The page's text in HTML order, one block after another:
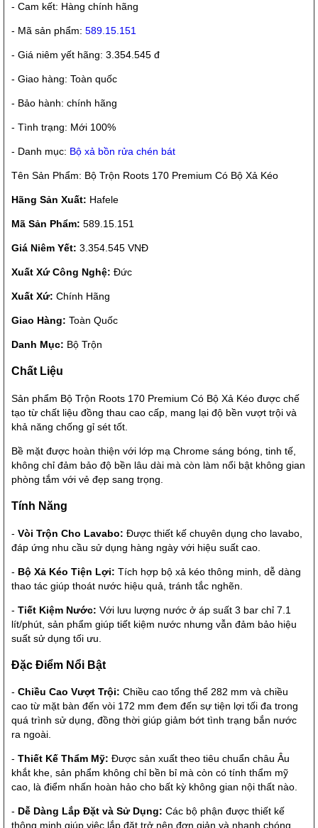
- Cam kết: Hàng chính hãng
- Mã sản phẩm: 589.15.151
- Giá niêm yết hãng: 3.354.545 đ
- Giao hàng: Toàn quốc
- Bảo hành: chính hãng
- Tình trạng: Mới 100%
- Danh mục: Bộ xả bồn rửa chén bát
Tên Sản Phẩm: Bộ Trộn Roots 170 Premium Có Bộ Xả Kéo
Hãng Sản Xuất: Hafele
Mã Sản Phẩm: 589.15.151
Giá Niêm Yết: 3.354.545 VNĐ
Xuất Xứ Công Nghệ: Đức
Xuất Xứ: Chính Hãng
Giao Hàng: Toàn Quốc
Danh Mục: Bộ Trộn
Chất Liệu
Sản phẩm Bộ Trộn Roots 170 Premium Có Bộ Xả Kéo được chế
tạo từ chất liệu đồng thau cao cấp, mang lại độ bền vượt trội và
khả năng chống gỉ sét tốt.
Bề mặt được hoàn thiện với lớp mạ Chrome sáng bóng, tinh tế,
không chỉ đảm bảo độ bền lâu dài mà còn làm nổi bật không gian
phòng tắm với vẻ đẹp sang trọng.
Tính Năng
- Vòi Trộn Cho Lavabo: Được thiết kế chuyên dụng cho lavabo,
đáp ứng nhu cầu sử dụng hàng ngày với hiệu suất cao.
- Bộ Xả Kéo Tiện Lợi: Tích hợp bộ xả kéo thông minh, dễ dàng
thao tác giúp thoát nước hiệu quả, tránh tắc nghẽn.
- Tiết Kiệm Nước: Với lưu lượng nước ở áp suất 3 bar chỉ 7.1
lít/phút, sản phẩm giúp tiết kiệm nước nhưng vẫn đảm bảo hiệu
suất sử dụng tối ưu.
Đặc Điểm Nổi Bật
- Chiều Cao Vượt Trội: Chiều cao tổng thể 282 mm và chiều
cao từ mặt bàn đến vòi 172 mm đem đến sự tiện lợi tối đa trong
quá trình sử dụng, đồng thời giúp giảm bớt tình trạng bắn nước
ra ngoài.
- Thiết Kế Thẩm Mỹ: Được sản xuất theo tiêu chuẩn châu Âu
khắt khe, sản phẩm không chỉ bền bỉ mà còn có tính thẩm mỹ
cao, là điểm nhấn hoàn hảo cho bất kỳ không gian nội thất nào.
- Dễ Dàng Lắp Đặt và Sử Dụng: Các bộ phận được thiết kế
thông minh giúp việc lắp đặt trở nên đơn giản và nhanh chóng.